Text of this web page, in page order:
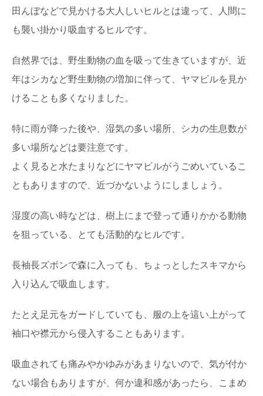
田んぼなどで見かける大人しいヒルとは違って、人間に
も襲い掛かり吸血するヒルです。
自然界では、野生動物の血を吸って生きていますが、近
年はシカなど野生動物の増加に伴って、ヤマビルを見か
けることも多くなりました。
特に雨が降った後や、湿気の多い場所、シカの生息数が
多い場所などは要注意です。
よく見ると水たまりなどにヤマビルがうごめいているこ
ともありますので、近づかないようにしましょう。
湿度の高い時などは、樹上にまで登って通りかかる動物
を狙っている、とても活動的なヒルです。
長袖長ズボンで森に入っても、ちょっとしたスキマから
入り込んで吸血します。
たとえ足元をガードしていても、服の上を這い上がって
袖口や襟元から侵入することもあります。
吸血されても痛みやかゆみがあまりないので、気が付か
ない場合もありますが、何か違和感があったら、こまめ